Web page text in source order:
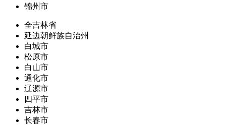
锦州市
全吉林省
延边朝鲜族自治州
白城市
松原市
白山市
通化市
辽源市
四平市
吉林市
长春市